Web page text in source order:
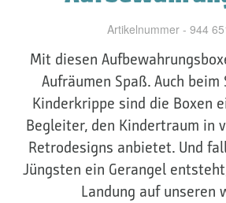
Artikelnummer - 944
Mit diesen
Aufräumen Spaß. Auch
Kinderkrippe sind die Boxen
Begleiter, den Kindertraum in
Retrodesigns anbietet. Und
Jüngsten ein Gerangel
Landung auf unseren